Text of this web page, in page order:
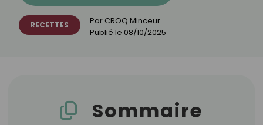
RECETTES Par CROQ Minceur
Publié le 08/10/2025
Sommaire